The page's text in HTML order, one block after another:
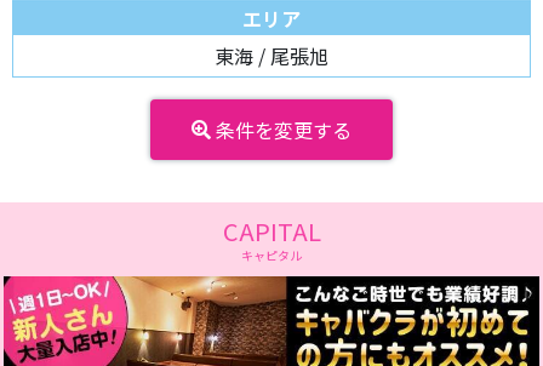
エリア
東海 / 尾張旭
条件を変更する
CAPITAL
キャピタル